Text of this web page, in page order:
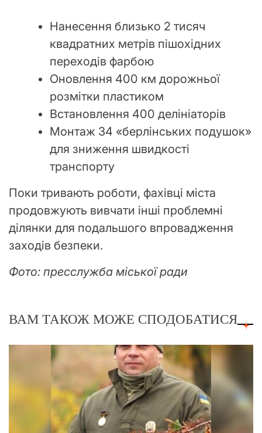
Нанесення близько 2 тисяч
квадратних метрів пішохідних
переходів фарбою
Оновлення 400 км дорожньої
розмітки пластиком
Встановлення 400 делініаторів
Монтаж 34 «берлінських подушок»
для зниження швидкості
транспорту
Поки тривають роботи, фахівці міста
продовжують вивчати інші проблемні
ділянки для подальшого впровадження
заходів безпеки.
Фото: пресслужба міської ради
ВАМ ТАКОЖ МОЖЕ СПОДОБАТИСЯ